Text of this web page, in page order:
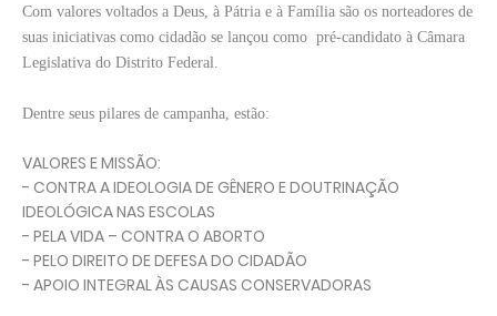
Com valores voltados a Deus, à Pátria e à Família são os norteadores de
suas iniciativas como cidadão se lançou como pré-candidato à Câmara
Legislativa do Distrito Federal.
Dentre seus pilares de campanha, estão:
VALORES E MISSÃO:
- CONTRA A IDEOLOGIA DE GÊNERO E DOUTRINAÇÃO
IDEOLÓGICA NAS ESCOLAS
- PELA VIDA – CONTRA O ABORTO
- PELO DIREITO DE DEFESA DO CIDADÃO
- APOIO INTEGRAL ÀS CAUSAS CONSERVADORAS